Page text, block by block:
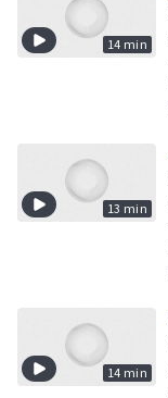
14 min
13 min
14 min